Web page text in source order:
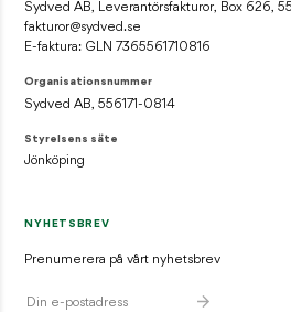
Sydved AB, Leverantörsfakturor, Box 626,
fakturor@sydved.se
E-faktura: GLN 7365561710816
Organisationsnummer
Sydved AB, 556171-0814
Styrelsens säte
Jönköping
NYHETSBREV
Prenumerera på vårt nyhetsbrev